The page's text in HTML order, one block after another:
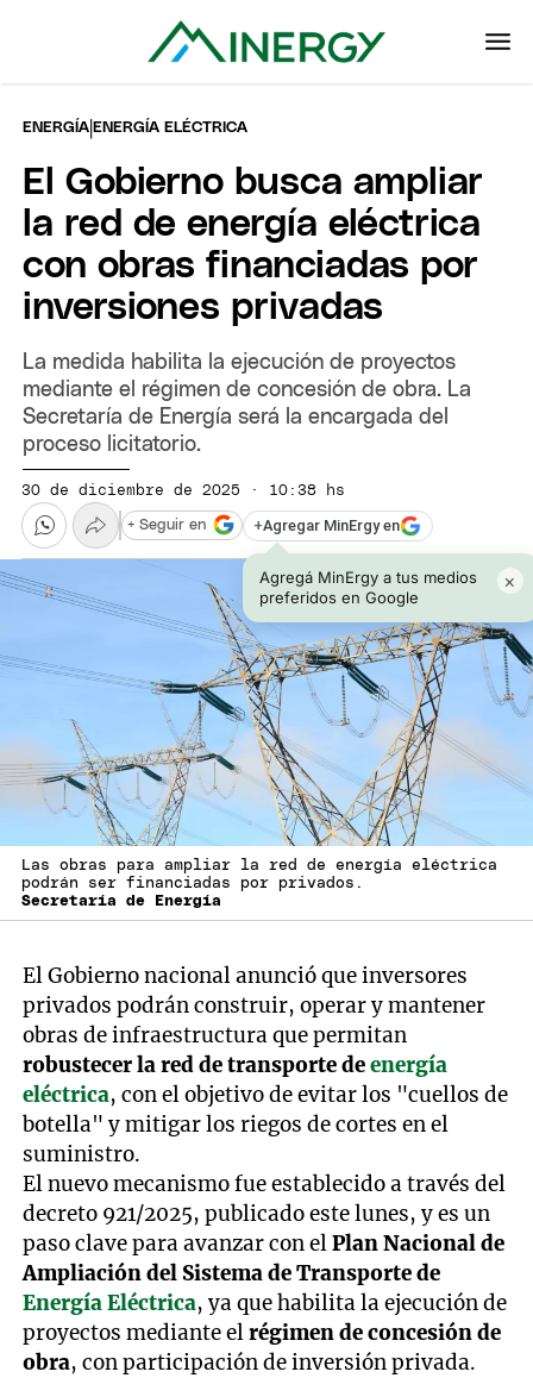
ENERGÍA |ENERGÍA ELÉCTRICA
El Gobierno busca ampliar
la red de energía eléctrica
con obras financiadas por
inversiones privadas
La medida habilita la ejecución de proyectos
mediante el régimen de concesión de obra. La
Secretaría de Energía será la encargada del
proceso licitatorio.
30 de diciembre de 2025 · 10:38 hs
+Agregar MinErgy en
Agregá MinErgy a tus medios
preferidos en Google
×
+ Seguir en
Las obras para ampliar la red de energía eléctrica
podrán ser financiadas por privados.
Secretaría de Energía
El Gobierno nacional anunció que inversores
privados podrán construir, operar y mantener
obras de infraestructura que permitan
robustecer la red de transporte deenergía
eléctrica, con el objetivo de evitar los "cuellos de
botella" y mitigar los riegos de cortes en el
suministro.
El nuevo mecanismo fue establecido a través del
decreto 921/2025, publicado este lunes, y es un
paso clave para avanzar con elPlan Nacional de
Ampliación del Sistema de Transporte de
Energía Eléctrica, ya que habilita la ejecución de
proyectos mediante elrégimen de concesión de
obra, con participación de inversión privada.